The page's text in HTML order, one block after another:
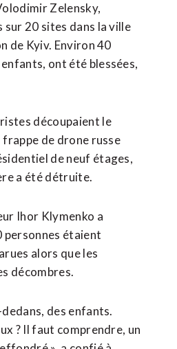
Zelensky,
20 sites dans la ville
de Kyiv. Environ 40
ont été blessées,
découpaient le
⁠frappe de drone russe
de neuf étages,
a été détruite.
Ihor Klymenko a
personnes étaient
alors que les
décombres.
des enfants.
? Il faut comprendre, un